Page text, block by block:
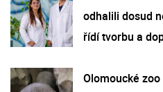
odhalili dosud
řídí tvorbu a
Olomoucké